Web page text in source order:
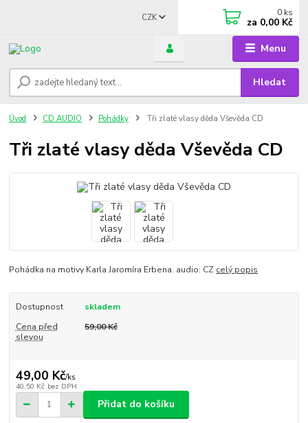
Menu
CZK
Hledat
0 ks
za 0,00 Kč
Úvod CD AUDIO Pohádky Tři zlaté vlasy děda Vševěda CD
Tři zlaté vlasy děda Vševěda CD
Pohádka na motivy Karla Jaromíra Erbena. audio: CZ celý popis
Dostupnost
skladem
Cena před
slevou
59,00 Kč
49,00 Kč/ks
40,50 Kč bez DPH
Přidat do košíku